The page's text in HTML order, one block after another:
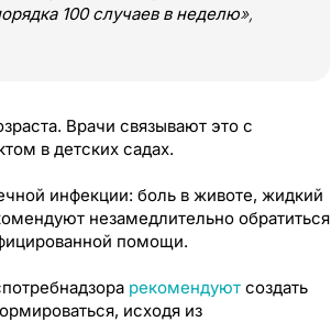
100 случаев в неделю»,
Врачи связывают это с
в детских садах.
инфекции: боль в животе, жидкий
незамедлительно обратиться
помощи.
рекомендуют создать
исходя из